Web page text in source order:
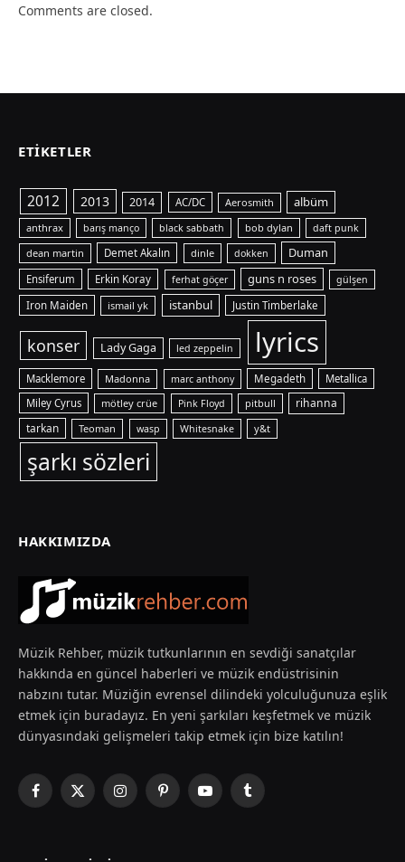
Comments are closed.
ETIKETLER
2012 2013 2014 AC/DC Aerosmith albüm
anthrax barış manço black sabbath bob dylan daft punk
dean martin Demet Akalın dinle dokken Duman
Ensiferum Erkin Koray ferhat göçer guns n roses gülşen
Iron Maiden ismail yk istanbul Justin Timberlake
konser Lady Gaga led zeppelin lyrics
Macklemore Madonna marc anthony Megadeth
Metallica
Miley Cyrus
mötley crüe Pink Floyd pitbull rihanna
tarkan Teoman wasp Whitesnake y&t
şarkı sözleri
HAKKIMIZDA
Müzik Rehber, müzik tutkunlarının en sevdiği sanatçılar
hakkında en güncel haberleri ve müzik endüstrisinin
nabzını tutar. Müziğin evrensel dilindeki yolculuğunuza eşlik
etmek için buradayız. En yeni şarkıları keşfetmek ve müzik
dünyasındaki gelişmeleri takip etmek için bize katılın!
Facebook
X
InstagramPinterestYouTubeTumblr